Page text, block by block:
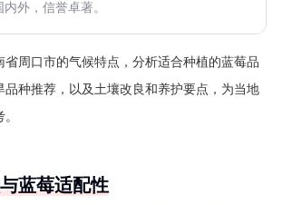
外，信誉卓著。
省周口市的气候特点，分析适合种植的蓝莓品
品种推荐，以及土壤改良和养护要点，为当地
蓝莓适配性